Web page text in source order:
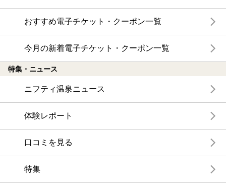
おすすめ電子チケット・クーポン一覧
今月の新着電子チケット・クーポン一覧
特集・ニュース
ニフティ温泉ニュース
体験レポート
口コミを見る
特集